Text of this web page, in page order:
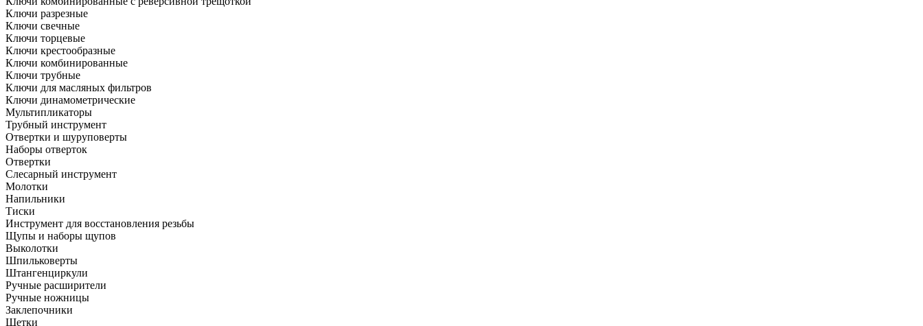
Ключи разрезные
Ключи свечные
Ключи торцевые
Ключи крестообразные
Ключи комбинированные
Ключи трубные
Ключи для масляных фильтров
Ключи динамометрические
Мультипликаторы
Трубный инструмент
Отвертки и шуруповерты
Наборы отверток
Отвертки
Слесарный инструмент
Молотки
Напильники
Тиски
Инструмент для восстановления резьбы
Щупы и наборы щупов
Выколотки
Шпильковерты
Штангенциркули
Ручные расширители
Ручные ножницы
Заклепочники
Щетки